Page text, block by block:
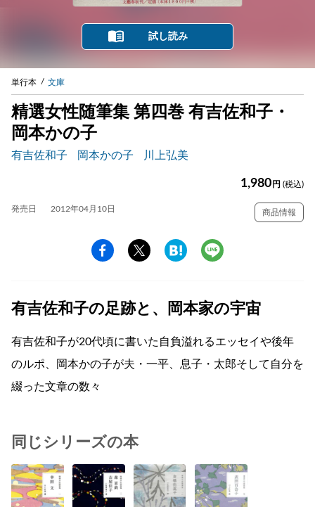
試し読み
単行本 文庫
精選女性随筆集 第四巻 有吉佐和子・
岡本かの子
有吉佐和子 岡本かの子 川上弘美
1,980 円 (税込)
発売日 2012年04月10日 商品情報
有吉佐和子の足跡と、岡本家の宇宙
有吉佐和子が20代頃に書いた自負溢れるエッセイや後年
のルポ、岡本かの子が夫・一平、息子・太郎そして自分を
綴った文章の数々
同じシリーズの本